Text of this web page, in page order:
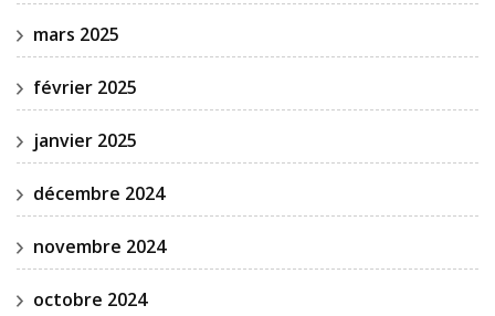
mars 2025
février 2025
janvier 2025
décembre 2024
novembre 2024
octobre 2024